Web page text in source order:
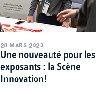
28 MARS 2023
Une nouveauté pour les
exposants : la Scène
Innovation!